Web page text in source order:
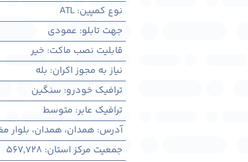
نوع کمپین:
ATL
جهت تابلو: عمودی
قابلیت نصب ماکت: خیر
نیاز به مجوز اکران: بله
ترافیک خودرو: سنگین
ترافیک عابر: متوسط
آدرس: همدان، همدان، بلوار
جمعیت مرکز استان:
567,728